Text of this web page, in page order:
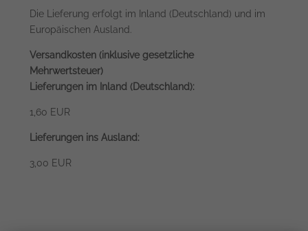
Die Lieferung erfolgt im Inland (Deutschland) und im
Europäischen Ausland.
Versandkosten (inklusive gesetzliche
Mehrwertsteuer)
Lieferungen im Inland (Deutschland):
1,60 EUR
Lieferungen ins Ausland:
3,00 EUR